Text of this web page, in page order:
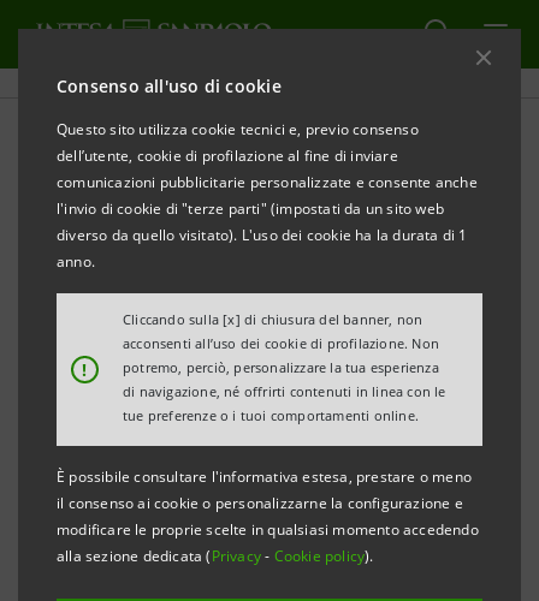
Consenso all'uso di cookie
Questo sito utilizza cookie tecnici e, previo consenso
dell’utente, cookie di profilazione al fine di inviare
comunicazioni pubblicitarie personalizzate e consente anche
l'invio di cookie di "terze parti" (impostati da un sito web
diverso da quello visitato). L'uso dei cookie ha la durata di 1
anno.
!
Cliccando sulla [x] di chiusura del banner, non
acconsenti all’uso dei cookie di profilazione. Non
potremo, perciò, personalizzare la tua esperienza
di navigazione, né offrirti contenuti in linea con le
tue preferenze o i tuoi comportamenti online.
È possibile consultare l'informativa estesa, prestare o meno
il consenso ai cookie o personalizzarne la configurazione e
modificare le proprie scelte in qualsiasi momento accedendo
alla sezione dedicata (Privacy- Cookie policy).
Storico Sanpaolo IMI: Bilanci
e Relazioni
AGGIORNA
Bilanci e relazioni
Bilanci società del
gruppo
Filtra per
Bilancio